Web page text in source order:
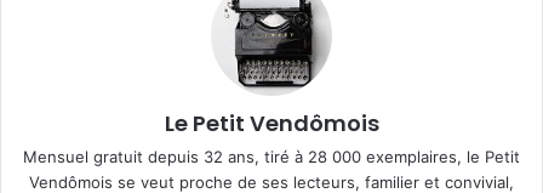
Le Petit Vendômois
Mensuel gratuit depuis 32 ans, tiré à 28 000 exemplaires, le Petit
Vendômois se veut proche de ses lecteurs, familier et convivial,